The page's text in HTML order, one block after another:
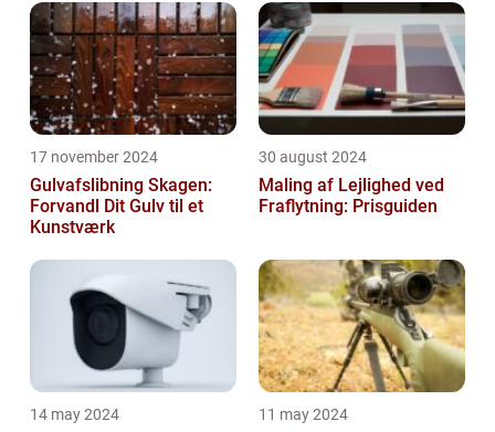
17 november 2024
Gulvafslibning Skagen:
Forvandl Dit Gulv til et
Kunstværk
30 august 2024
Maling af Lejlighed ved
Fraflytning: Prisguiden
14 may 2024 11 may 2024